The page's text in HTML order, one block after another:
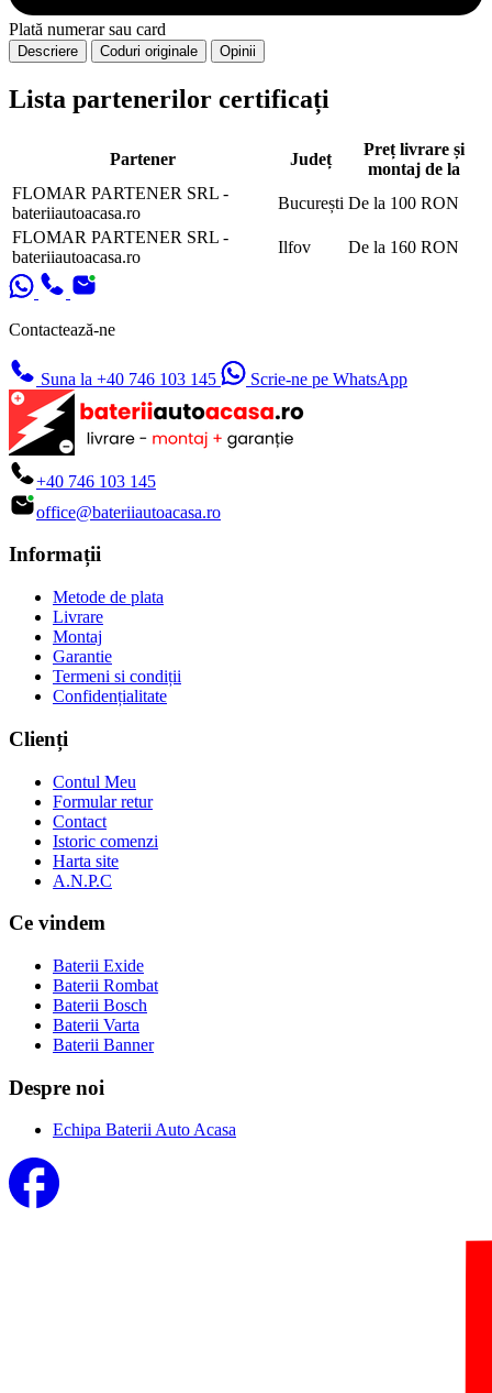
Plată numerar sau card
Descriere Coduri originale Opinii
Lista partenerilor certificați
Partener Județ
Preț livrare și
montaj de la
FLOMAR PARTENER SRL -
bateriiautoacasa.ro
București De la 100 RON
FLOMAR PARTENER SRL -
bateriiautoacasa.ro
Ilfov De la 160 RON
Contactează-ne
Suna la +40 746 103 145 Scrie-ne pe WhatsApp
+40 746 103 145
office@bateriiautoacasa.ro
Informații
Metode de plata
Livrare
Montaj
Garantie
Termeni si condiții
Confidențialitate
Clienți
Contul Meu
Formular retur
Contact
Istoric comenzi
Harta site
A.N.P.C
Ce vindem
Baterii Exide
Baterii Rombat
Baterii Bosch
Baterii Varta
Baterii Banner
Despre noi
Echipa Baterii Auto Acasa